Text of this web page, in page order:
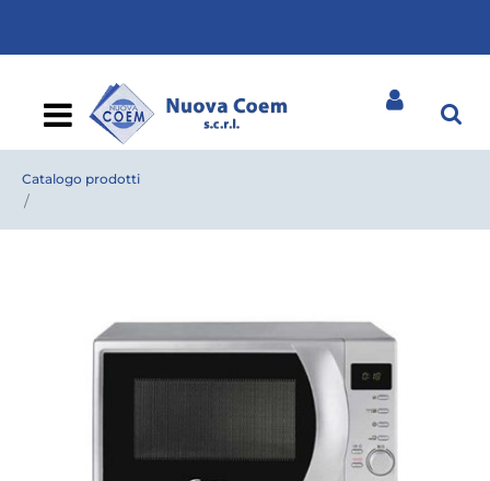
Open
Catalogo prodotti